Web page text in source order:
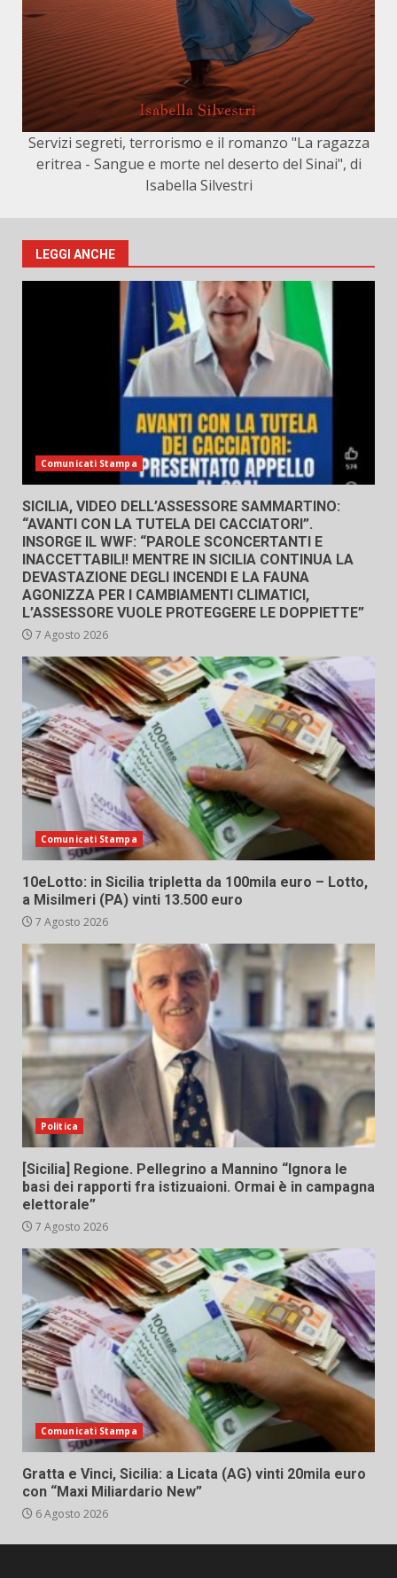
Servizi segreti, terrorismo e il romanzo "La ragazza
eritrea - Sangue e morte nel deserto del Sinai", di
Isabella Silvestri
LEGGI ANCHE
Comunicati Stampa
SICILIA, VIDEO DELL’ASSESSORE SAMMARTINO:
“AVANTI CON LA TUTELA DEI CACCIATORI”.
INSORGE IL WWF: “PAROLE SCONCERTANTI E
INACCETTABILI! MENTRE IN SICILIA CONTINUA LA
DEVASTAZIONE DEGLI INCENDI E LA FAUNA
AGONIZZA PER I CAMBIAMENTI CLIMATICI,
L’ASSESSORE VUOLE PROTEGGERE LE DOPPIETTE”
7 Agosto 2026
Comunicati Stampa
10eLotto: in Sicilia tripletta da 100mila euro – Lotto,
a Misilmeri (PA) vinti 13.500 euro
7 Agosto 2026
Politica
[Sicilia] Regione. Pellegrino a Mannino “Ignora le
basi dei rapporti fra istizuaioni. Ormai è in campagna
elettorale”
7 Agosto 2026
Comunicati Stampa
Gratta e Vinci, Sicilia: a Licata (AG) vinti 20mila euro
con “Maxi Miliardario New”
6 Agosto 2026